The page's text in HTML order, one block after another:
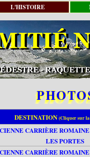
L'HISTOIRE
DESTINATION (Cliquer sur
CARRIÈRE
LES PORTES
CARRIÈRE